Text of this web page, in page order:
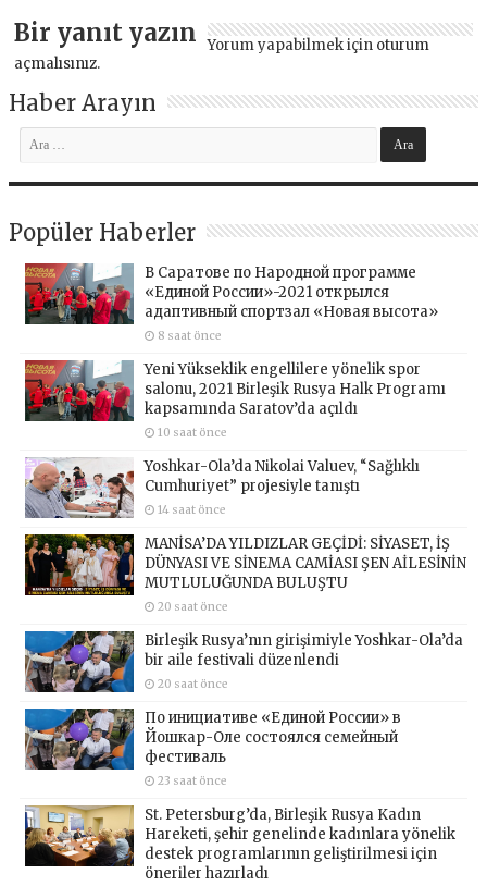
Bir yanıt yazın Yorum yapabilmek için oturum
açmalısınız.
Haber Arayın
Popüler Haberler
В Саратове по Народной программе
«Единой России»-2021 открылся
адаптивный спортзал «Новая высота»
8 saat önce
Yeni Yükseklik engellilere yönelik spor
salonu, 2021 Birleşik Rusya Halk Programı
kapsamında Saratov’da açıldı
10 saat önce
Yoshkar-Ola’da Nikolai Valuev, “Sağlıklı
Cumhuriyet” projesiyle tanıştı
14 saat önce
MANİSA’DA YILDIZLAR GEÇİDİ: SİYASET, İŞ
DÜNYASI VE SİNEMA CAMİASI ŞEN AİLESİNİN
MUTLULUĞUNDA BULUŞTU
20 saat önce
Birleşik Rusya’nın girişimiyle Yoshkar-Ola’da
bir aile festivali düzenlendi
20 saat önce
По инициативе «Единой России» в
Йошкар-Оле состоялся семейный
фестиваль
23 saat önce
St. Petersburg’da, Birleşik Rusya Kadın
Hareketi, şehir genelinde kadınlara yönelik
destek programlarının geliştirilmesi için
öneriler hazırladı